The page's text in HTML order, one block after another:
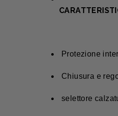
Protezione
Chiusura e
selettore